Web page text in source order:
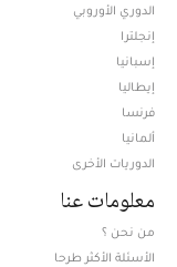
الدوري الأوروبي
إنجلترا
إسبانيا
إيطاليا
فرنسا
ألمانيا
الدوريات الأخرى
معلومات عنا
من نحن ؟
الأسئلة الأكثر طرحا